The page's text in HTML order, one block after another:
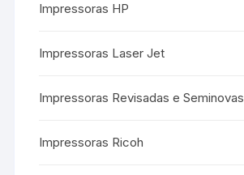
Impressoras HP
Impressoras Laser Jet
Impressoras Revisadas e Seminovas
Impressoras Ricoh